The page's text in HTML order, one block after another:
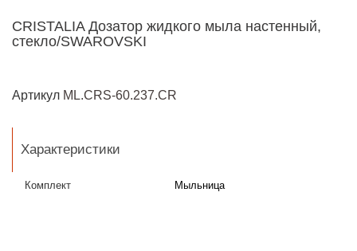
CRISTALIA Дозатор жидкого мыла настенный,
стекло/SWAROVSKI
Артикул ML.CRS-60.237.CR
Характеристики
Комплект Мыльница